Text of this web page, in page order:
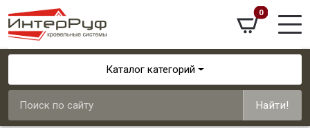
0
Каталог категорий
Найти!